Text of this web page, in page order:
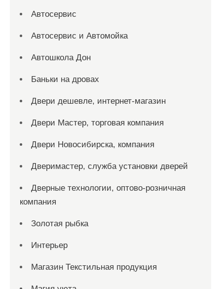
Автосервис
Автосервис и Автомойка
Автошкола Дон
Баньки на дровах
Двери дешевле, интернет-магазин
Двери Мастер, торговая компания
Двери Новосибирска, компания
Дверимастер, служба установки дверей
Дверные технологии, оптово-розничная
компания
Золотая рыбка
Интерьер
Магазин Текстильная продукция